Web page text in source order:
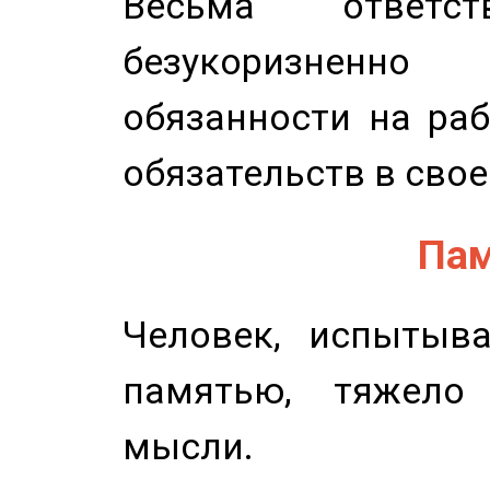
обязанности на
обязательств в
Человек,
памятью,
мысли.